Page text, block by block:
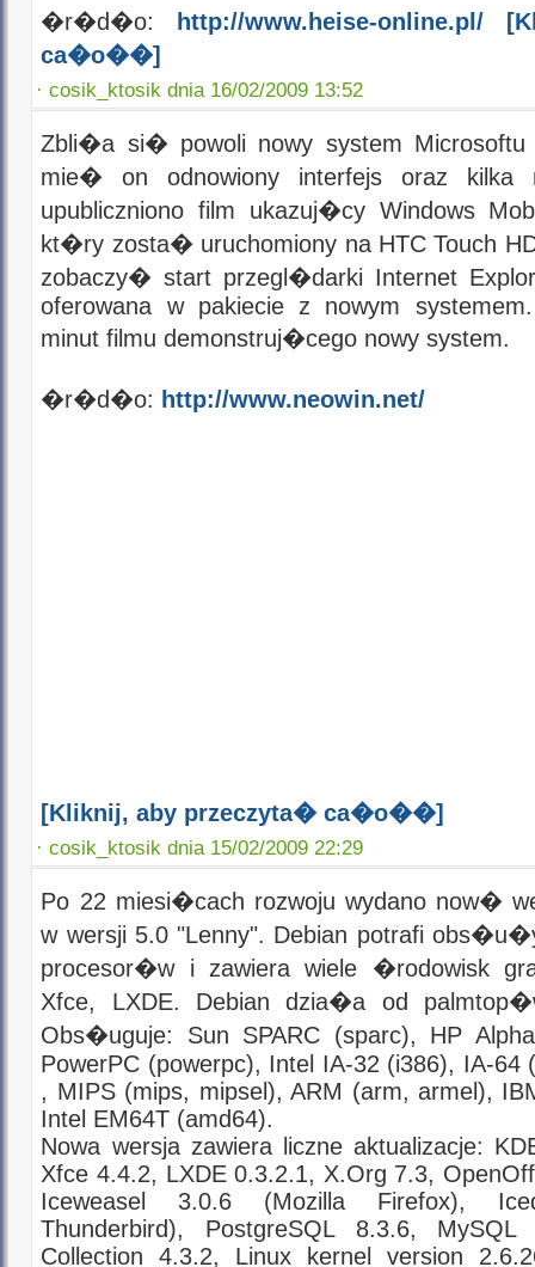
�r�d�o: http://www.heise-online.pl/
ca�o��]
· cosik_ktosik dnia 16/02/2009 13:52
Zbli�a si� powoli nowy system Microsoftu
mie� on odnowiony interfejs oraz kilka
upubliczniono film ukazuj�cy Windows
kt�ry zosta� uruchomiony na HTC Touch
zobaczy� start przegl�darki Internet
oferowana w pakiecie z nowym
minut filmu demonstruj�cego nowy system.
�r�d�o: http://www.neowin.net/
[Kliknij, aby przeczyta� ca�o��]
· cosik_ktosik dnia 15/02/2009 22:29
Po 22 miesi�cach rozwoju wydano now�
w wersji 5.0 "Lenny". Debian potrafi
procesor�w i zawiera wiele �rodowisk
Xfce, LXDE. Debian dzia�a od
Obs�uguje: Sun SPARC (sparc), HP
PowerPC (powerpc), Intel IA-32 (i386), IA-64
, MIPS (mips, mipsel), ARM (arm, armel),
Intel EM64T (amd64).
Nowa wersja zawiera liczne aktualizacje:
Xfce 4.4.2, LXDE 0.3.2.1, X.Org 7.3,
Iceweasel 3.0.6 (Mozilla Firefox),
Thunderbird), PostgreSQL 8.3.6,
Collection 4.3.2, Linux kernel version